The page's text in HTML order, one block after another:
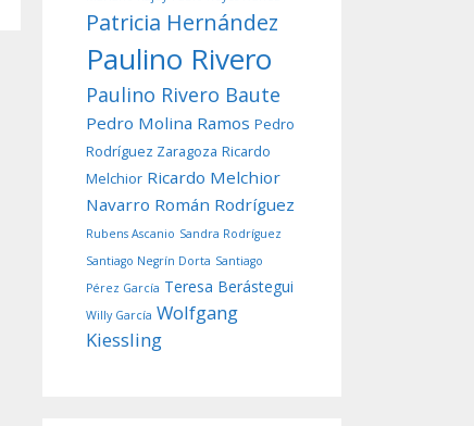
Patricia Hernández
Paulino Rivero
Paulino Rivero Baute
Pedro Molina Ramos Pedro
Rodríguez Zaragoza Ricardo
Melchior Ricardo Melchior
Navarro Román Rodríguez
Rubens Ascanio Sandra Rodríguez
Santiago Negrín Dorta Santiago
Pérez García Teresa Berástegui
Willy García Wolfgang
Kiessling